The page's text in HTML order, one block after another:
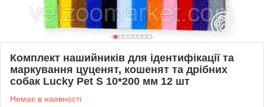
Комплект нашийників для ідентифікації та
маркування цуценят, кошенят та дрібних
собак Lucky Pet S 10*200 мм 12 шт
Немає в наявності